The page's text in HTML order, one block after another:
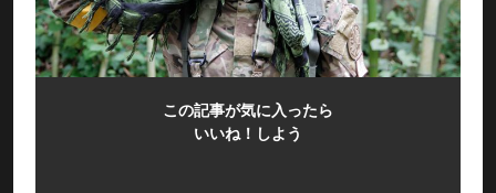
この記事が気に入ったら
いいね！しよう